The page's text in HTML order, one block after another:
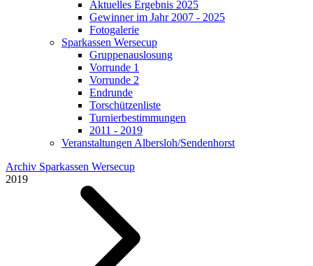
Aktuelles Ergebnis 2025
Gewinner im Jahr 2007 - 2025
Fotogalerie
Sparkassen Wersecup
Gruppenauslosung
Vorrunde 1
Vorrunde 2
Endrunde
Torschützenliste
Turnierbestimmungen
2011 - 2019
Veranstaltungen Albersloh/Sendenhorst
Archiv Sparkassen Wersecup
2019